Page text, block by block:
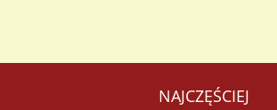
NAJCZĘŚCIEJ